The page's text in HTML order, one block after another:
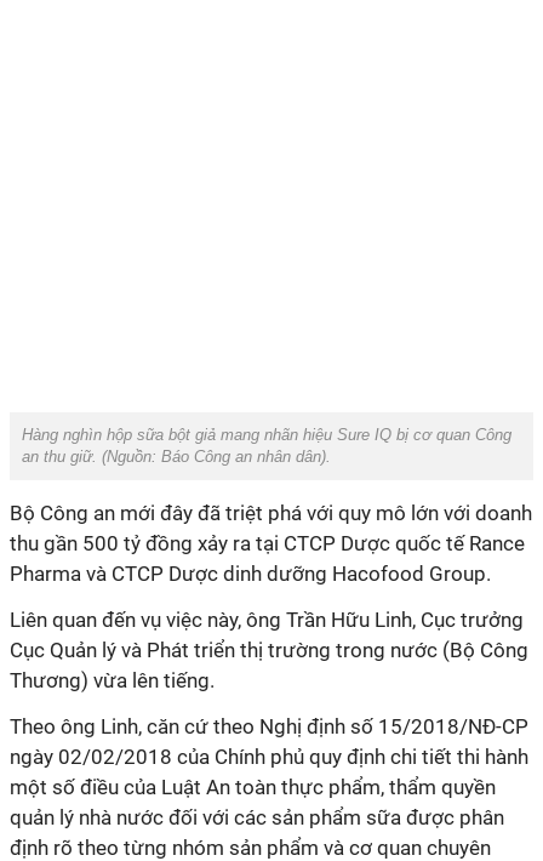
Hàng nghìn hộp sữa bột giả mang nhãn hiệu Sure IQ bị cơ quan Công
an thu giữ. (Nguồn: Báo Công an nhân dân).
Bộ Công an mới đây đã triệt phá với quy mô lớn với doanh
thu gần 500 tỷ đồng xảy ra tại CTCP Dược quốc tế Rance
Pharma và CTCP Dược dinh dưỡng Hacofood Group.
Liên quan đến vụ việc này, ông Trần Hữu Linh, Cục trưởng
Cục Quản lý và Phát triển thị trường trong nước (Bộ Công
Thương) vừa lên tiếng.
Theo ông Linh, căn cứ theo Nghị định số 15/2018/NĐ-CP
ngày 02/02/2018 của Chính phủ quy định chi tiết thi hành
một số điều của Luật An toàn thực phẩm, thẩm quyền
quản lý nhà nước đối với các sản phẩm sữa được phân
định rõ theo từng nhóm sản phẩm và cơ quan chuyên